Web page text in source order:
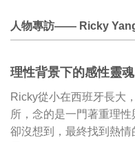
人物專訪—— Ricky
理性背景下的感性靈魂
Ricky從小在西班牙長大
所，念的是一門著重理
卻沒想到，最終找到熱